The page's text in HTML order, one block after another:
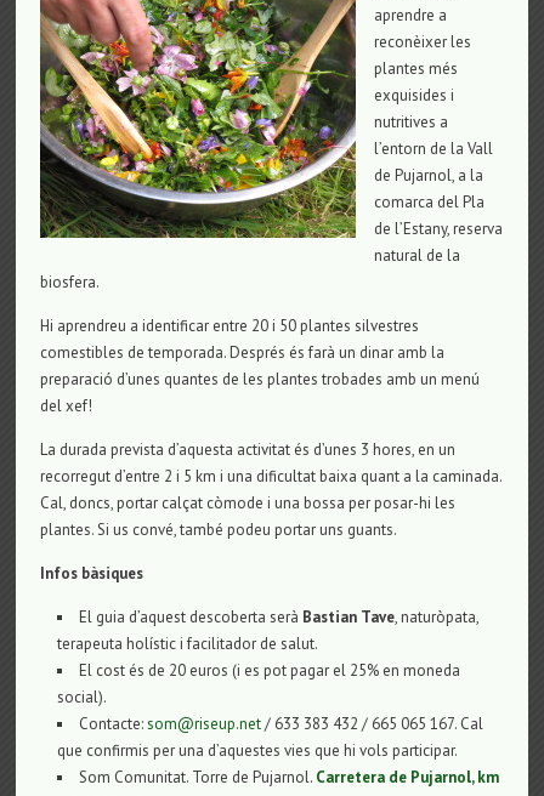
aprendre a
reconèixer les
plantes més
exquisides i
nutritives a
l’entorn de la Vall
de Pujarnol, a la
comarca del Pla
de l’Estany, reserva
natural de la
biosfera.
Hi aprendreu a identificar entre 20 i 50 plantes silvestres
comestibles de temporada. Després és farà un dinar amb la
preparació d’unes quantes de les plantes trobades amb un menú
del xef!
La durada prevista d’aquesta activitat és d’unes 3 hores, en un
recorregut d’entre 2 i 5 km i una dificultat baixa quant a la caminada.
Cal, doncs, portar calçat còmode i una bossa per posar-hi les
plantes. Si us convé, també podeu portar uns guants.
Infos bàsiques
El guia d’aquest descoberta serà Bastian Tave, naturòpata,
terapeuta holístic i facilitador de salut.
El cost és de 20 euros (i es pot pagar el 25% en moneda
social).
Contacte:som@riseup.net/ 633 383 432 / 665 065 167. Cal
que confirmis per una d’aquestes vies que hi vols participar.
Som Comunitat. Torre de Pujarnol. Carretera de Pujarnol, km